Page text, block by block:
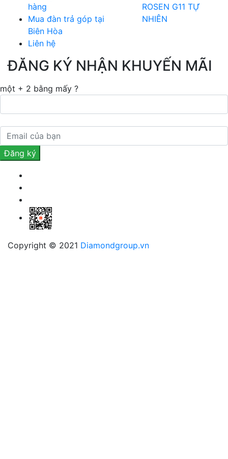
hàng
Mua đàn trả góp tại
Biên Hòa
Liên hệ
ROSEN G11 TỰ
NHIÊN
ĐĂNG KÝ NHẬN KHUYẾN MÃI
một + 2 bằng mấy ?
Copyright © 2021 Diamondgroup.vn